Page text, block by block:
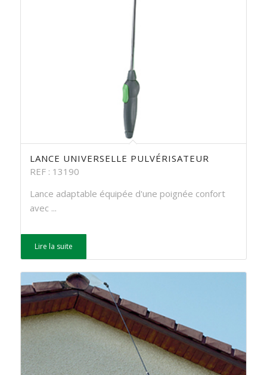
LANCE UNIVERSELLE PULVÉRISATEUR
REF : 13190
Lance adaptable équipée d'une poignée confort
avec ...
Lire la suite